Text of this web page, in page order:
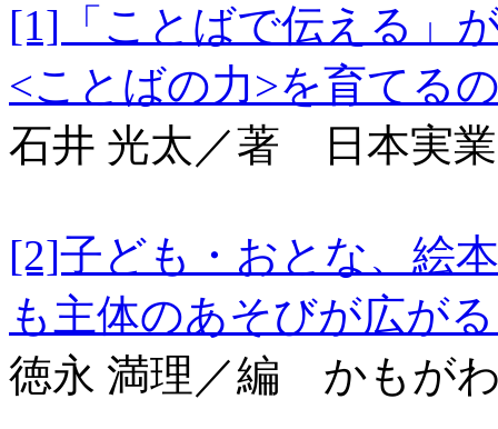
[1]「ことばで伝える
<ことばの力>を育て
石井 光太／著 日本実
[2]子ども・おとな、
も主体のあそびが広
徳永 満理／編 かもが